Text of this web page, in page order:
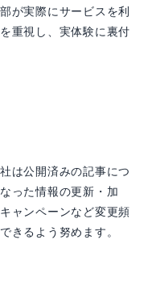
が実際にサービスを利
重視し、実体験に裏付
は公開済みの記事につ
った情報の更新・加
ャンペーンなど変更頻
きるよう努めます。